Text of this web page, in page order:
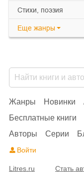
cтихи, поэзия
Еще жанры
Жанры Новинки
Бесплатные книги
Авторы
Серии
Войти
Litres.ru Стать